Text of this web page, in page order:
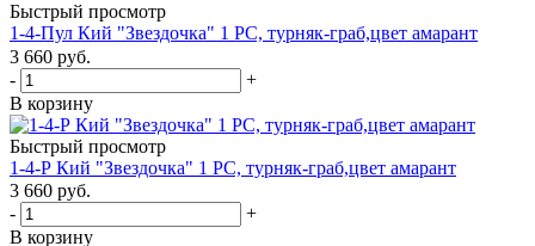
Быстрый просмотр
1-4-Пул Кий "Звездочка" 1 РС, турняк-граб,цвет амарант
3 660 руб.
-
+
В корзину
Быстрый просмотр
1-4-Р Кий "Звездочка" 1 РС, турняк-граб,цвет амарант
3 660 руб.
-
+
В корзину